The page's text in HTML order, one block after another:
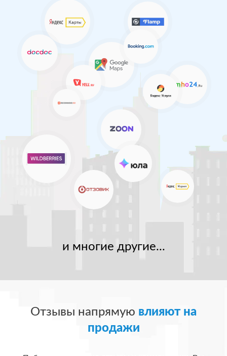
и многие другие...
Отзывы напрямую влияют на
продажи